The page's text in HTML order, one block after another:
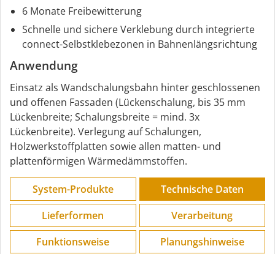
6 Monate Freibewitterung
Schnelle und sichere Verklebung durch integrierte
connect-Selbstklebezonen in Bahnenlängsrichtung
Anwendung
Einsatz als Wandschalungsbahn hinter geschlossenen
und offenen Fassaden (Lückenschalung, bis 35 mm
Lückenbreite; Schalungsbreite = mind. 3x
Lückenbreite). Verlegung auf Schalungen,
Holzwerkstoffplatten sowie allen matten- und
plattenförmigen Wärmedämmstoffen.
System-Produkte
Technische Daten
Lieferformen
Verarbeitung
Funktions­weise
Planungs­hinweise